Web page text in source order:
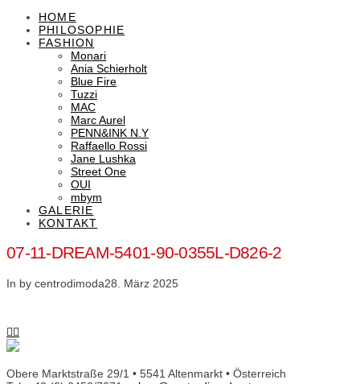
HOME
PHILOSOPHIE
FASHION
Monari
Ania Schierholt
Blue Fire
Tuzzi
MAC
Marc Aurel
PENN&INK N.Y
Raffaello Rossi
Jane Lushka
Street One
OUI
mbym
GALERIE
KONTAKT
07-11-DREAM-5401-90-0355L-D826-2
In by centrodimoda28. März 2025
Obere Marktstraße 29/1 • 5541 Altenmarkt • Österreich